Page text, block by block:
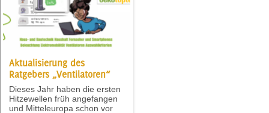
Aktualisierung des
Ratgebers „Ventilatoren“
Dieses Jahr haben die ersten
Hitzewellen früh angefangen
und Mitteleuropa schon vor